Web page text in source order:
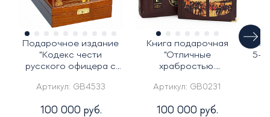
Подарочное издание
"Кодекс чести
русского офицера с
Победоносец"
Артикул: GB4533
100 000 руб.
Книга подарочная
"Отличные
храбростью.
императорского
Артикул: GB0231
100 000 руб.
5-